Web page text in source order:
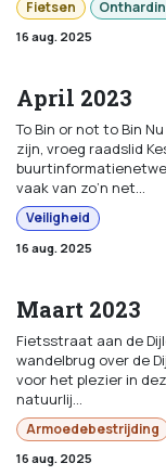
Fietsen
16 aug. 2025
April 2023
To Bin or not to Bin
zijn, vroeg raadslid
vaak van zo’n net...
Veiligheid
16 aug. 2025
Maart 2023
Fietsstraat aan de
wandelbrug over de
voor het plezier in
natuurlij...
Armoedebestrijding
16 aug. 2025